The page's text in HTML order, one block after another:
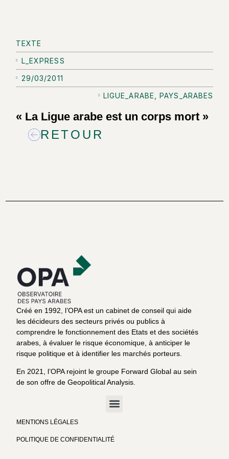
TEXTE
L_EXPRESS
29/03/2011
LIGUE_ARABE
,PAYS_ARABES
« La Ligue arabe est un corps mort »
RETOUR
Créé en 1992, l’OPA est un cabinet de conseil qui aide
les décideurs des secteurs privés ou publics à
comprendre le fonctionnement des Etats et des sociétés
arabes, à évaluer le risque économique, à anticiper le
risque politique et à identifier les marchés porteurs.
En 2021, l’OPA rejoint le groupe Forward Global au sein
de son offre de Geopolitical Analysis.
MENTIONS LÉGALES
POLITIQUE DE CONFIDENTIALITÉ